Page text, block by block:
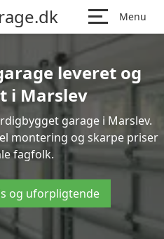
Menu
leveret og
i Marslev
garage i Marslev.
montering og skarpe priser
fagfolk.
og uforpligtende